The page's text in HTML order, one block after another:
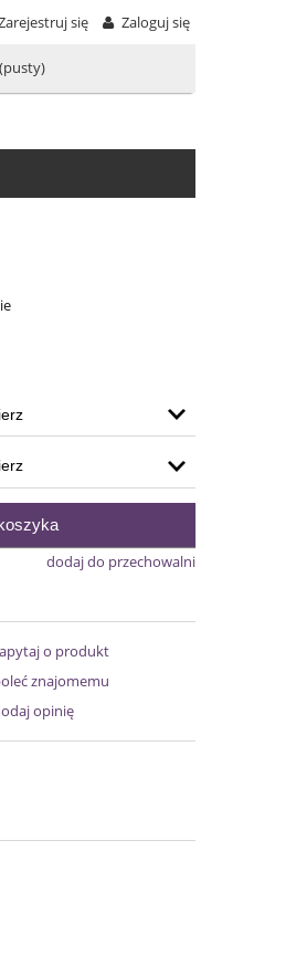
się Zaloguj się
(pusty)
dodaj do przechowalni
o produkt
znajomemu
opinię